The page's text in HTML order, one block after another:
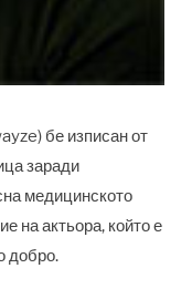
бе изписан от
заради
медицинското
на актьора, който е
добро.